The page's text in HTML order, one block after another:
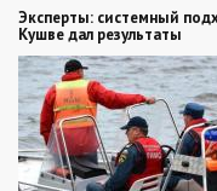
Эксперты: системный
Кушве дал результаты